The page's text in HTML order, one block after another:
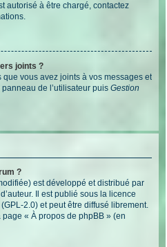
autorisé à être chargé, contactez
joints ?
vous avez joints à vos messages et
de l’utilisateur puis Gestion
?
est développé et distribué par
Il est publié sous la licence
2.0) et peut être diffusé librement.
page « À propos de phpBB » (en